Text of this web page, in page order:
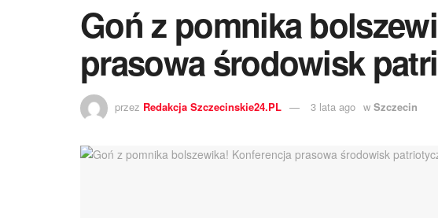
Goń z pomnika
prasowa środowisk
przez Redakcja Szczecinskie24.PL 3 lata ago w Szczecin